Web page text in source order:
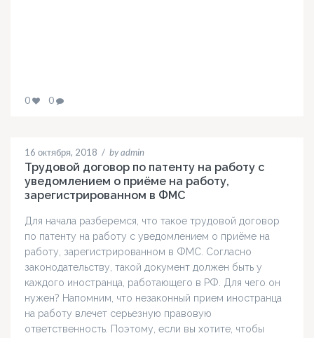
0 0
16 октября, 2018 / by admin
Трудовой договор по патенту на работу с
уведомлением о приёме на работу,
зарегистрированном в ФМС
Для начала разберемся, что такое трудовой договор
по патенту на работу с уведомлением о приёме на
работу, зарегистрированном в ФМС. Согласно
законодательству, такой документ должен быть у
каждого иностранца, работающего в РФ. Для чего он
нужен? Напомним, что незаконный прием иностранца
на работу влечет серьезную правовую
ответственность. Поэтому, если вы хотите, чтобы